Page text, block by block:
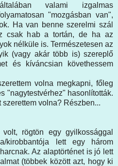
valami izgalmas
"mozgásban van",
Ha van benne szerelmi szál
csak hab a tortán, de ha az
nélküle is. Természetesen az
(vagy akár több is) szereplő
és kíváncsian követhessem
volna megkapni, főleg
"nagytestvérhez" hasonlították.
volna? Részben...
rögtön egy gyilkossággal
kirobbantója lett egy három
Az alaptörténet is jó lett
(többek között azt, hogy ki